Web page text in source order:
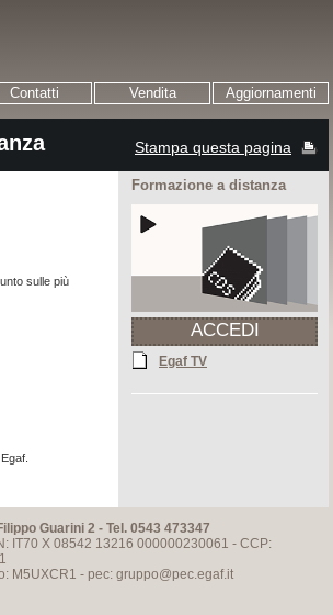
Contatti Vendita Aggiornamenti
Stampa questa pagina
sulle più
Formazione a distanza
ACCEDI
Egaf TV
Guarini 2 - Tel. 0543 473347
IT70 X 08542 13216 000000230061 - CCP:
M5UXCR1 - pec: gruppo@pec.egaf.it